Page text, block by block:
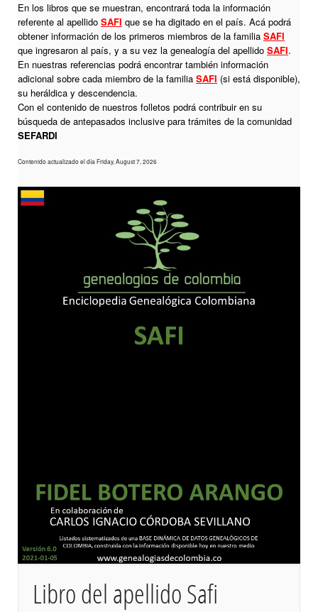
En los libros que se muestran, encontrará toda la información
referente al apellido SAFI que se ha digitado en el país. Acá podrá
obtener información de los primeros miembros de la familia SAFI
que ingresaron al país, y a su vez la genealogía del apellido SAFI.
En nuestras referencias podrá encontrar también información
adicional sobre cada miembro de la familia SAFI (si está disponible),
su heráldica y descendencia.
Con el contenido de nuestros folletos podrá contribuir en su
búsqueda de antepasados inclusive para trámites de la comunidad
SEFARDI
Contenido actualizado el día Friday, August 7, 2026
Libro del apellido Safi